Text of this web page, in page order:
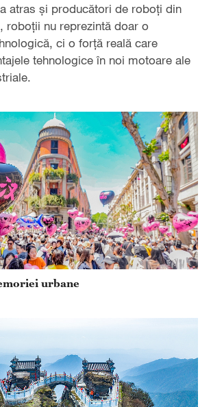
atras și producători de roboți din
roboții nu reprezintă doar o
ci o forță reală care
tehnologice în noi motoare ale
urbane